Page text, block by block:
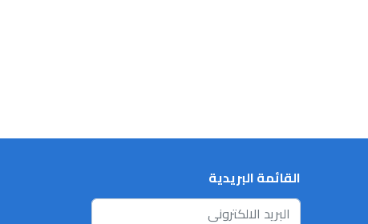
القائمة البريدية